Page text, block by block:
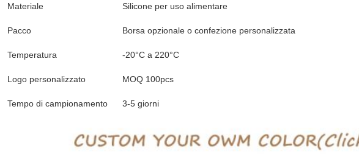
Materiale Silicone per uso alimentare
Pacco Borsa opzionale o confezione personalizzata
Temperatura -20°C a 220°C
Logo personalizzato MOQ 100pcs
Tempo di campionamento 3-5 giorni